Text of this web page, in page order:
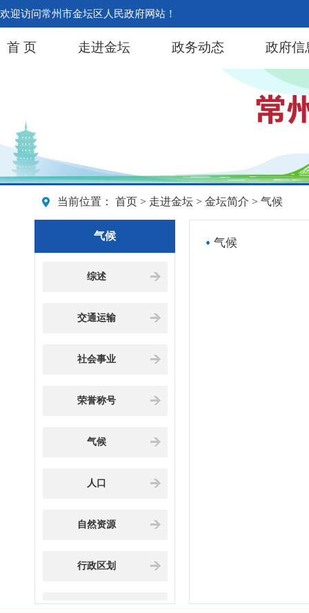
欢迎访问常州市金坛区人民政府网站！
首 页 走进金坛 政务动态 政府信
当前位置： 首页 > 走进金坛 > 金坛简介 > 气候
气候
综述
交通运输
社会事业
荣誉称号
气候
人口
自然资源
行政区划
地理环境
气候